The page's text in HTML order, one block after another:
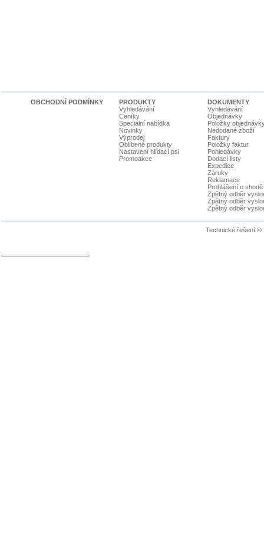
OBCHODNÍ PODMÍNKY
PRODUKTY
Vyhledávání
Ceníky
Speciální nabídka
Novinky
Výprodej
Oblíbené produkty
Nastavení hlídací psi
Promoakce
DOKUMENTY
Vyhledávání
Objednávky
Položky
Nedodané zboží
Faktury
Položky faktur
Pohledávky
Dodací listy
Expedice
Záruky
Reklamace
Prohlášení o shodě
Zpětný odběr
Zpětný odběr
Zpětný odběr
Technické řešení ©